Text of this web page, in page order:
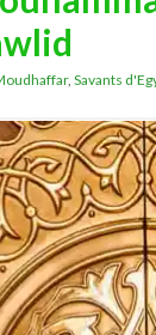
, Savants